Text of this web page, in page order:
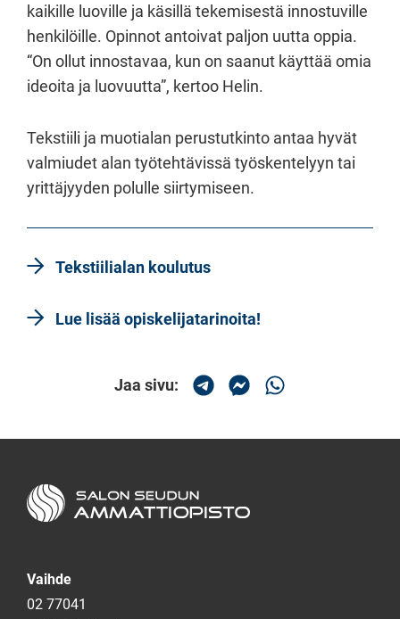
kaikille luoville ja käsillä tekemisestä innostuville
henkilöille. Opinnot antoivat paljon uutta oppia.
“On ollut innostavaa, kun on saanut käyttää omia
ideoita ja luovuutta”, kertoo Helin.
Tekstiili ja muotialan perustutkinto antaa hyvät
valmiudet alan työtehtävissä työskentelyyn tai
yrittäjyyden polulle siirtymiseen.
Tekstiilialan koulutus
Lue lisää opiskelijatarinoita!
Jaa sivu:
Jaa Telegramissa
Jaa Messengerissä
Jaa Whatsapissa
Vaihde
02 77041